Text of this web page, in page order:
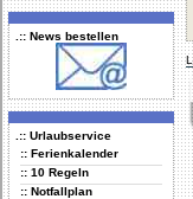
.:: News bestellen
.:: Urlaubservice
:: Ferienkalender
:: 10 Regeln
:: Notfallplan